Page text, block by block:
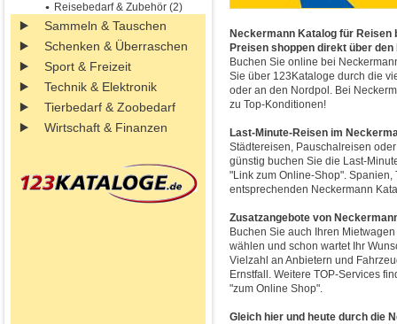
Reisebedarf & Zubehör (2)
Sammeln & Tauschen
Schenken & Überraschen
Sport & Freizeit
Technik & Elektronik
Tierbedarf & Zoobedarf
Wirtschaft & Finanzen
Neckermann Katalog für Reisen
Preisen shoppen direkt über
Buchen Sie online bei
Sie über 123Kataloge durch die
oder an den Nordpol. Bei
zu Top-Konditionen!
Last-Minute-Reisen im
Städtereisen, Pauschalreisen
günstig buchen Sie die Last-
"Link zum Online-Shop".
entsprechenden Neckermann
Zusatzangebote von
Buchen Sie auch Ihren
wählen und schon wartet Ihr
Vielzahl an Anbietern und
Ernstfall. Weitere TOP-Services
"zum Online Shop".
Gleich hier und heute durch die